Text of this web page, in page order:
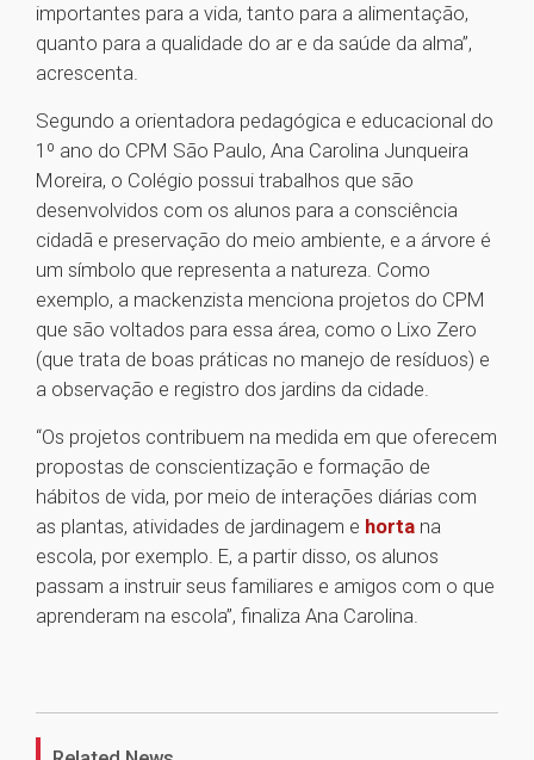
importantes para a vida, tanto para a alimentação,
quanto para a qualidade do ar e da saúde da alma”,
acrescenta.
Segundo a orientadora pedagógica e educacional do
1º ano do CPM São Paulo, Ana Carolina Junqueira
Moreira, o Colégio possui trabalhos que são
desenvolvidos com os alunos para a consciência
cidadã e preservação do meio ambiente, e a árvore é
um símbolo que representa a natureza. Como
exemplo, a mackenzista menciona projetos do CPM
que são voltados para essa área, como o Lixo Zero
(que trata de boas práticas no manejo de resíduos) e
a observação e registro dos jardins da cidade.
“Os projetos contribuem na medida em que oferecem
propostas de conscientização e formação de
hábitos de vida, por meio de interações diárias com
as plantas, atividades de jardinagem e horta na
escola, por exemplo. E, a partir disso, os alunos
passam a instruir seus familiares e amigos com o que
aprenderam na escola”, finaliza Ana Carolina.